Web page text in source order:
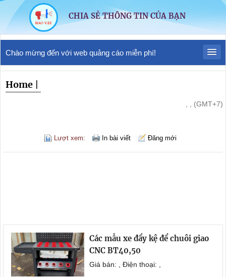
CHIA SẺ THÔNG TIN CỦA BẠN
Chào mừng đến với web quảng cáo miễn phí!
Home
, , (GMT+7)
Lượt xem: In bài viết Đăng mới
Các mẫu xe đẩy kệ để chuôi giao
CNC BT40,50
Giá bán: , Điện thoại: ,